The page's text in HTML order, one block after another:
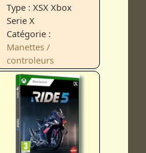
Type : XSX Xbox
Serie X
Catégorie :
Manettes /
controleurs